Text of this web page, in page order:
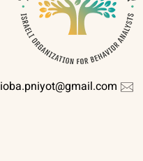
ioba.pniyot@gmail.com